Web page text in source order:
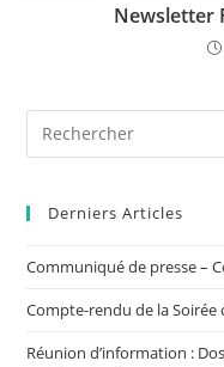
Newsletter
Derniers Articles
Communiqué de presse –
Compte-rendu de la Soirée
Réunion d’information :